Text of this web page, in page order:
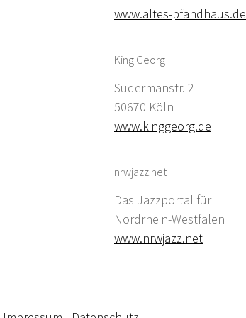
www.altes-pfandhaus.de
King Georg
Sudermanstr. 2
50670 Köln
www.kinggeorg.de
nrwjazz.net
Das Jazzportal für
Nordrhein-Westfalen
www.nrwjazz.net